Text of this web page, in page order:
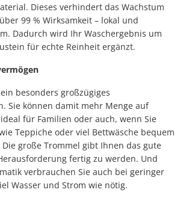
Dieses verhindert das Wachstum
99 % Wirksamkeit – lokal und
Dadurch wird Ihr Waschergebnis um
für echte Reinheit ergänzt.
besonders großzügiges
Sie können damit mehr Menge auf
für Familien oder auch, wenn Sie
Teppiche oder viel Bettwäsche bequem
große Trommel gibt Ihnen das gute
fertig zu werden. Und
verbrauchen Sie auch bei geringer
Wasser und Strom wie nötig.